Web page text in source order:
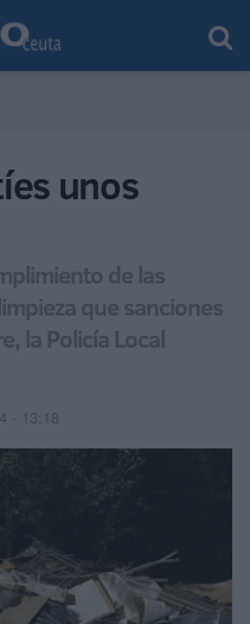
unos
de las
que sanciones
la Policía Local
- 13:18